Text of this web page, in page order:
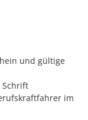
und gültige
Schrift
im